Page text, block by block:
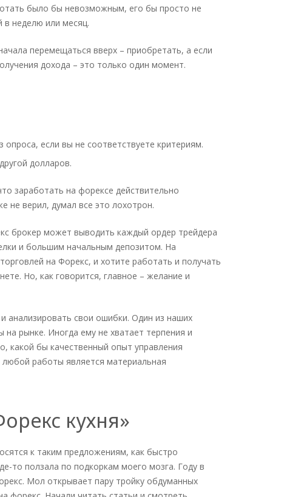
было бы невозможным, его бы просто не
в неделю или месяц.
перемещаться вверх – приобретать, а если
дохода – это только один момент.
если вы не соответствуете критериям.
долларов.
заработать на форексе действительно
не верил, думал все это лохотрон.
брокер может выводить каждый ордер трейдера
и большим начальным депозитом. На
на Форекс, и хотите работать и получать
Но, как говорится, главное – желание и
свои ошибки. Один из наших
рынке. Иногда ему не хватает терпения и
какой бы качественный опыт управления
работы является материальная
кухня»
к таким предложениям, как быстро
то ползала по подкоркам моего мозга. Году в
Мол открывает пару тройку обдуманных